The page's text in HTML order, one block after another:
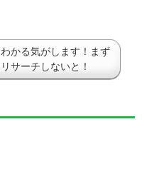
かる気がします！まず
サーチしないと！